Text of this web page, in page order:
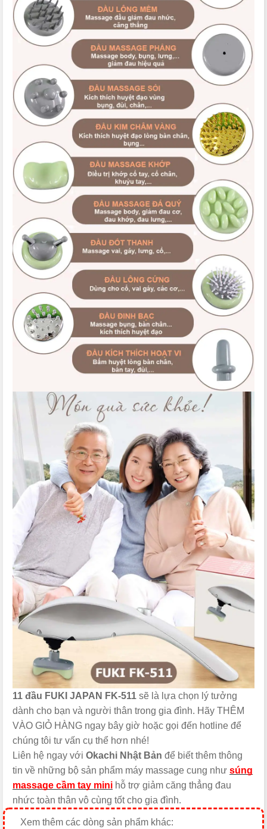
11 đầu FUKI JAPAN FK-511 sẽ là lựa chọn lý tưởng
dành cho bạn và người thân trong gia đình. Hãy THÊM
VÀO GIỎ HÀNG ngay bây giờ hoặc gọi đến hotline để
chúng tôi tư vấn cụ thể hơn nhé!
Liên hệ ngay với Okachi Nhật Bản để biết thêm thông
tin về những bộ sản phẩm máy massage cung như súng
massage cầm tay mini hỗ trợ giảm căng thẳng đau
nhức toàn thân vô cùng tốt cho gia đình.
Xem thêm các dòng sản phẩm khác: